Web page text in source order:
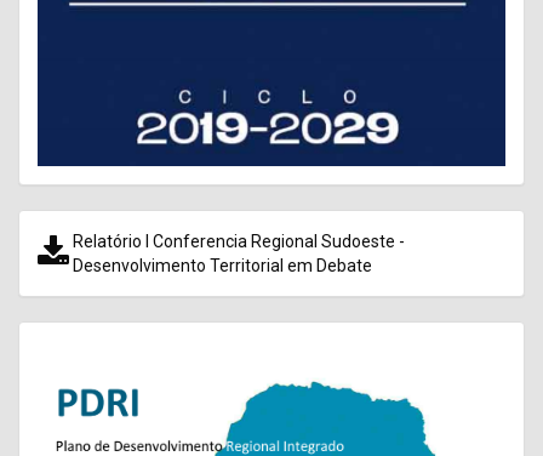
Relatório I Conferencia Regional Sudoeste -
Desenvolvimento Territorial em Debate